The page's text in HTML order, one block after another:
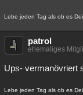
Lebe jeden Tag als ob es
patrol
ehemaliges
Ups- vermanövriert
Lebe jeden Tag als ob es